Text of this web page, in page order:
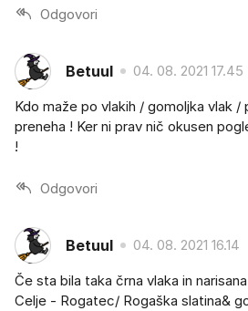
Odgovori
Betuul 04. 08. 2021 17.45
Kdo maže po vlakih / gomoljka vlak /
preneha ! Ker ni prav nič okusen
!
Odgovori
Betuul 04. 08. 2021 16.14
Če sta bila taka črna vlaka in
Celje - Rogatec/ Rogaška slatina&